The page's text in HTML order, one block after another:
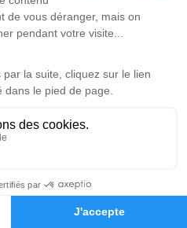
Hommages
2025 à 10h30
de Écouflant